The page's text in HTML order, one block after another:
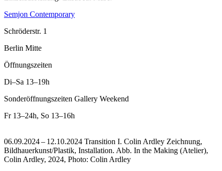
Semjon Contemporary
Schröderstr. 1
Berlin Mitte
Öffnungszeiten
Di–Sa 13–19h
Sonderöffnungszeiten Gallery Weekend
Fr 13–24h, So 13–16h
06.09.2024 – 12.10.2024 Transition I. Colin Ardley Zeichnung,
Bildhauerkunst/Plastik, Installation. Abb. In the Making (Atelier),
Colin Ardley, 2024, Photo: Colin Ardley